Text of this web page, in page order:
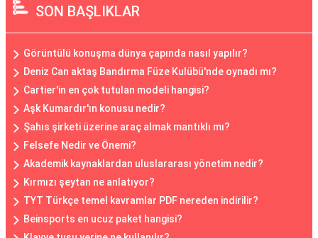
SON BAŞLIKLAR
Görüntülü konuşma dünya çapında nasıl yapılır?
Deniz Can aktaş Bandırma Füze Kulübü'nde oynadı mı?
Cartier'in en çok tutulan modeli hangisi?
Aşk Kumardır'ın konusu nedir?
Şahıs şirketi üzerine araç almak mantıklı mı?
Felsefe Nedir ve Önemi?
Akademik kaynaklardan uluslararası yönetim nedir?
Kırmızı şeytan ne anlatıyor?
TYT Türkçe temel kavramlar PDF nereden indirilir?
Beinsports en ucuz paket hangisi?